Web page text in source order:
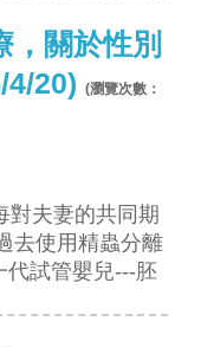
，關於性別
4/20) (瀏覽次數：
夫妻的共同期
使用精蟲分離
代試管嬰兒---胚